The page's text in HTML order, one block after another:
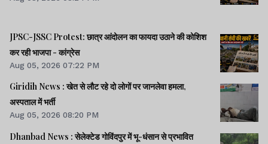
JPSC-JSSC Protest: छात्र आंदोलन का फायदा उठाने की कोशिश
कर रही भाजपा - कांग्रेस
Aug 05, 2026 07:22 PM
Giridih News : खेत से लौट रहे दो लोगों पर जानलेवा हमला,
अस्पताल में भर्ती
Aug 05, 2026 08:20 PM
Dhanbad News : सेलेक्टेड गोविंदपुर में भू-धंसान से प्रभावित